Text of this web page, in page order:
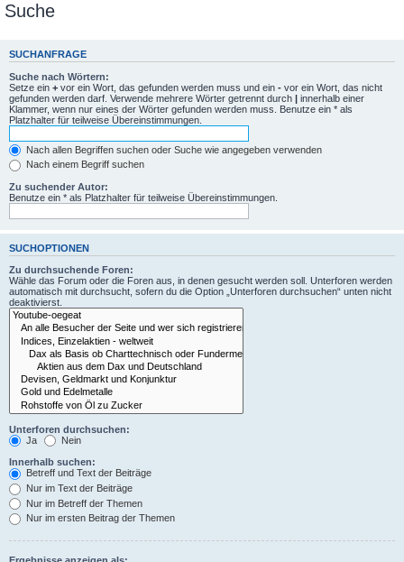
Suche
SUCHANFRAGE
Suche nach Wörtern:
Setze ein + vor ein Wort, das gefunden werden muss und ein - vor ein Wort, das nicht
gefunden werden darf. Verwende mehrere Wörter getrennt durch | innerhalb einer
Klammer, wenn nur eines der Wörter gefunden werden muss. Benutze ein * als
Platzhalter für teilweise Übereinstimmungen.
Nach allen Begriffen suchen oder Suche wie angegeben verwenden
Nach einem Begriff suchen
Zu suchender Autor:
Benutze ein * als Platzhalter für teilweise Übereinstimmungen.
SUCHOPTIONEN
Zu durchsuchende Foren:
Wähle das Forum oder die Foren aus, in denen gesucht werden soll. Unterforen werden
automatisch mit durchsucht, sofern du die Option „Unterforen durchsuchen“ unten nicht
deaktivierst.
Unterforen durchsuchen:
Ja
Nein
Innerhalb suchen:
Betreff und Text der Beiträge
Nur im Text der Beiträge
Nur im Betreff der Themen
Nur im ersten Beitrag der Themen